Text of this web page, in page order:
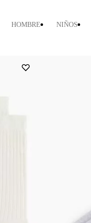
HOMBRE NIÑOS